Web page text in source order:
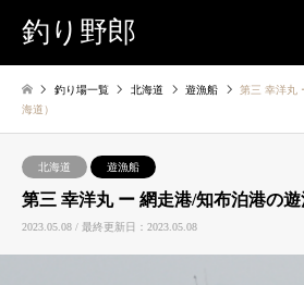
釣り野郎
釣り場一覧 北海道 遊漁船
第三 幸洋丸
海道）
北海道 遊漁船
第三 幸洋丸 ー 網走港/知布泊港の遊
2023.05.08 / 最終更新日：2023.05.08